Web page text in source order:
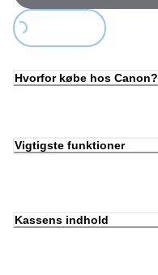
Loading...
Hvorfor købe hos Canon?
Vigtigste funktioner
Kassens indhold